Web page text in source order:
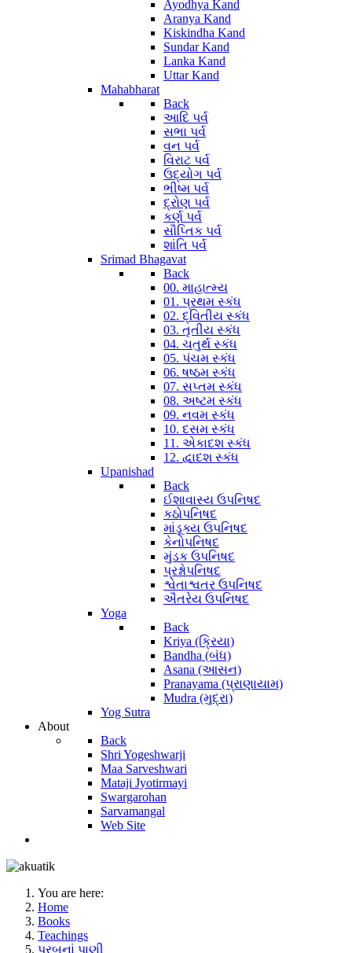
Ayodhya Kand
Aranya Kand
Kiskindha Kand
Sundar Kand
Lanka Kand
Uttar Kand
Mahabharat
Back
આદિ પર્વ
સભા પર્વ
વન પર્વ
વિરાટ પર્વ
ઉદ્યોગ પર્વ
ભીષ્મ પર્વ
દ્રોણ પર્વ
કર્ણ પર્વ
સૌપ્તિક પર્વ
શાંતિ પર્વ
Srimad Bhagavat
Back
00. માહાત્મ્ય
01. પ્રથમ સ્કંધ
02. દ્વિતીય સ્કંધ
03. તૃતીય સ્કંધ
04. ચતુર્થ સ્કંધ
05. પંચમ સ્કંધ
06. ષષ્ઠમ સ્કંધ
07. સપ્તમ સ્કંધ
08. અષ્ટમ સ્કંધ
09. નવમ સ્કંધ
10. દસમ સ્કંધ
11. એકાદશ સ્કંધ
12. દ્વાદશ સ્કંધ
Upanishad
Back
ઈશાવાસ્ય ઉપનિષદ
કઠોપનિષદ
માંડૂક્ય ઉપનિષદ
કેનોપનિષદ
મુંડક ઉપનિષદ
પ્રશ્નોપનિષદ
શ્વેતાશ્વતર ઉપનિષદ
ઐતરેય ઉપનિષદ
Yoga
Back
Kriya (ક્રિયા)
Bandha (બંધ)
Asana (આસન)
Pranayama (પ્રાણાયામ)
Mudra (મુદ્રા)
Yog Sutra
About
Back
Shri Yogeshwarji
Maa Sarveshwari
Mataji Jyotirmayi
Swargarohan
Sarvamangal
Web Site
You are here:
Home
Books
Teachings
પરબનાં પાણી